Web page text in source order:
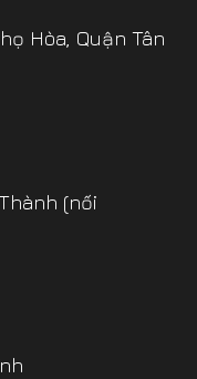
Hòa, Quận Tân
(nối